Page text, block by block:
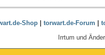
Shop| torwart.de-Forum
Irrtum und